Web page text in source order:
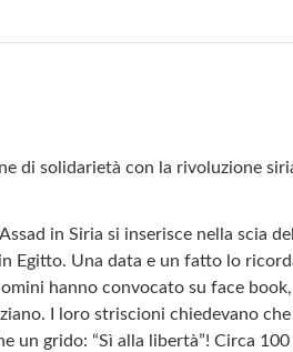
di solidarietà con la rivoluzione
in Siria si inserisce nella scia
Egitto. Una data e un fatto lo
hanno convocato su face
I loro striscioni chiedevano che
un grido: “Sì alla libertà”! Circa